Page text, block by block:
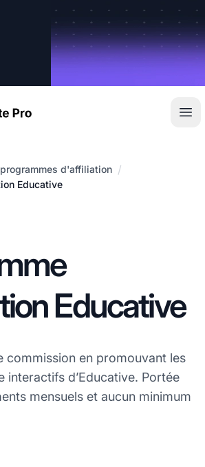
d'affiliation /
Educative
Educative
commission en promouvant les
interactifs d’Educative. Portée
mensuels et aucun minimum